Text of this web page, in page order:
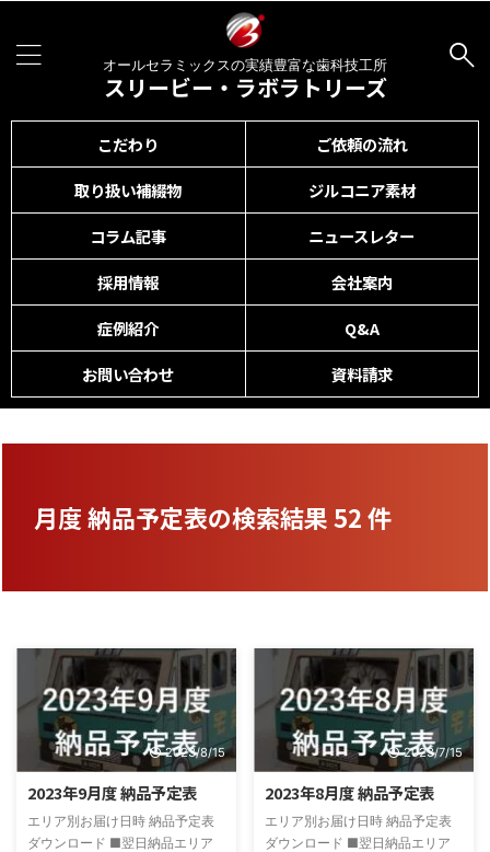
オールセラミックスの実績豊富な歯科技工所
スリービー・ラボラトリーズ
こだわり
ご依頼の流れ
取り扱い補綴物
ジルコニア素材
コラム記事
ニュースレター
採用情報
会社案内
症例紹介
Q&A
お問い合わせ
資料請求
月度 納品予定表の検索結果 52 件
2023/8/15
2023年9月度 納品予定表
エリア別お届け日時 納品予定表
ダウンロード ■翌日納品エリア
2023/7/15
2023年8月度 納品予定表
エリア別お届け日時 納品予定表
ダウンロード ■翌日納品エリア